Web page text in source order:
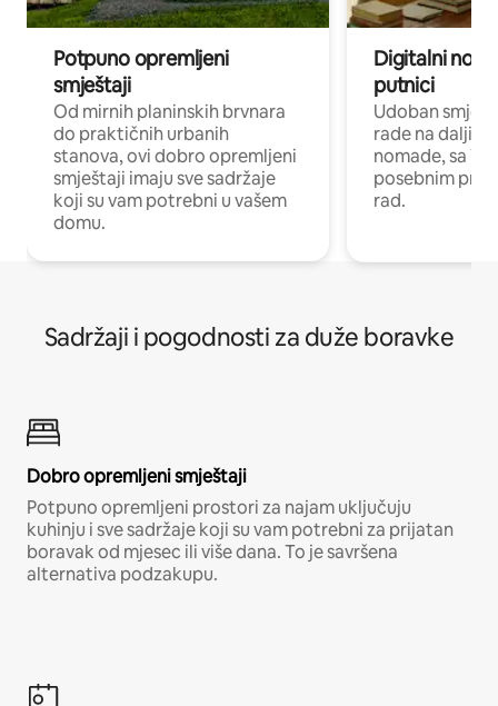
Potpuno opremljeni
smještaji
Od mirnih planinskih brvnara
do praktičnih urbanih
stanova, ovi dobro opremljeni
smještaji imaju sve sadržaje
koji su vam potrebni u vašem
domu.
Digitalni
putnici
Udoban
rade na
nomade, sa
posebnim
rad.
Sadržaji i pogodnosti za duže boravke
Dobro opremljeni smještaji
Potpuno opremljeni prostori za najam uključuju
kuhinju i sve sadržaje koji su vam potrebni za prijatan
boravak od mjesec ili više dana. To je savršena
alternativa podzakupu.